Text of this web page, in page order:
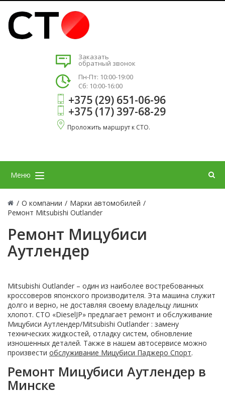
Заказать
обратный звонок
Пн-Пт: 10:00-19:00
Сб: 10:00-16:00
+375 (29) 651-06-96
+375 (17) 397-68-29
Проложить маршрут к СТО.
Меню
/ О компании / Марки автомобилей /
Ремонт Mitsubishi Outlander
Ремонт Мицубиси
Аутлендер
Mitsubishi Outlander – один из наиболее востребованных
кроссоверов японского производителя. Эта машина служит
долго и верно, не доставляя своему владельцу лишних
хлопот. СТО «DieselJP» предлагает ремонт и обслуживание
Мицубиси Аутлендер/Mitsubishi Outlander : замену
технических жидкостей, отладку систем, обновление
изношенных деталей. Также в нашем автосервисе можно
произвести обслуживание Мицубиси Паджеро Спорт.
Ремонт Мицубиси Аутлендер в
Минске